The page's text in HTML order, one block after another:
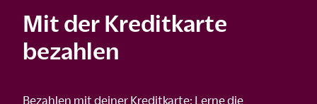
Mit der Kreditkarte
bezahlen
Bezahlen mit deiner Kreditkarte: Lerne die